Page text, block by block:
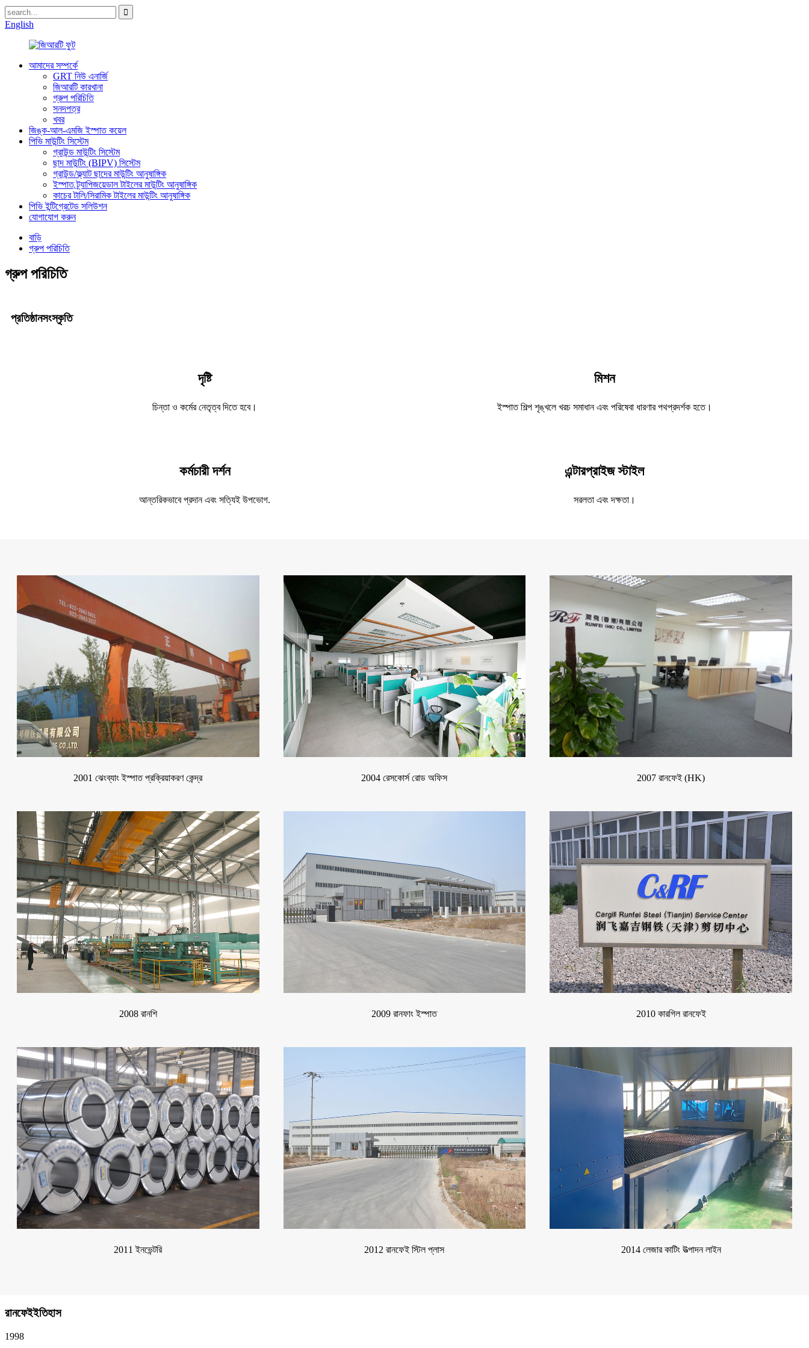
English
আমাদের সম্পর্কে
GRT নিউ এনার্জি
জিআরটি কারখানা
গ্রুপ পরিচিতি
সনদপত্র
খবর
জিঙ্ক-আল-এমজি ইস্পাত কয়েল
পিভি মাউন্টিং সিস্টেম
গ্রাউন্ড মাউন্টিং সিস্টেম
ছাদ মাউন্টিং (BIPV) সিস্টেম
গ্রাউন্ড/ফ্ল্যাট ছাদের মাউন্টিং আনুষাঙ্গিক
ইস্পাত ট্র্যাপিজয়েডাল টাইলের মাউন্টিং আনুষাঙ্গিক
কাচের টালি/সিরামিক টাইলের মাউন্টিং আনুষাঙ্গিক
পিভি ইন্টিগ্রেটেড সলিউশন
যোগাযোগ করুন
বাড়ি
গ্রুপ পরিচিতি
গ্রুপ পরিচিতি
প্রতিষ্ঠানসংস্কৃতি
দৃষ্টি
চিন্তা ও কর্মের নেতৃত্ব দিতে হবে।
মিশন
ইস্পাত শিল্প শৃঙ্খলে খরচ সমাধান এবং পরিষেবা ধারণার পথপ্রদর্শক হতে।
কর্মচারী দর্শন
আন্তরিকভাবে প্রদান এবং সত্যিই উপভোগ.
এন্টারপ্রাইজ স্টাইল
সরলতা এবং দক্ষতা।
2001 ঝেংব্যাং ইস্পাত প্রক্রিয়াকরণ কেন্দ্র 2004 রেসকোর্স রোড অফিস 2007 রানফেই (HK)
2008 রানশি 2009 রানফাং ইস্পাত 2010 কারগিল রানফেই
2011 ইনভেন্টরি 2012 রানফেই স্টিল প্লাস 2014 লেজার কাটিং উত্পাদন লাইন
রানফেইইতিহাস
1998